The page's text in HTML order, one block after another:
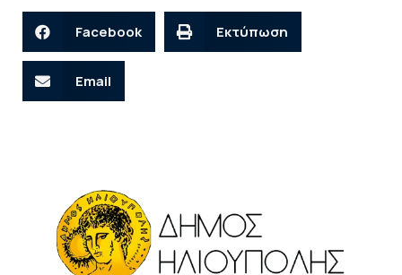
Facebook Εκτύπωση
Email